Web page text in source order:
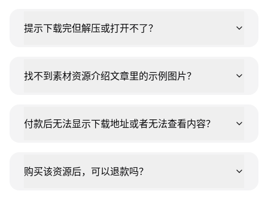
提示下载完但解压或打开不了？
找不到素材资源介绍文章里的示例图片？
付款后无法显示下载地址或者无法查看内容？
购买该资源后，可以退款吗？